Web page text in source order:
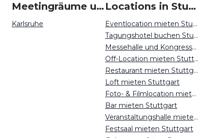
Meetingräume um Stuttgart
Karlsruhe
Locations in Stuttgart mieten
Eventlocation mieten Stuttgart
Tagungshotel buchen Stuttgart
Messehalle und Kongresszentrum mieten Stuttgart
Off-Location mieten Stuttgart
Restaurant mieten Stuttgart
Loft mieten Stuttgart
Foto- & Filmlocation mieten Stuttgart
Bar mieten Stuttgart
Veranstaltungshalle mieten Stuttgart
Festsaal mieten Stuttgart